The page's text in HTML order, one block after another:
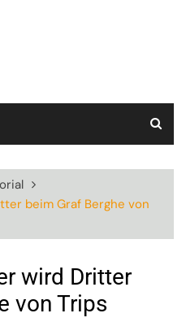
beim Graf Berghe von
wird Dritter
von Trips